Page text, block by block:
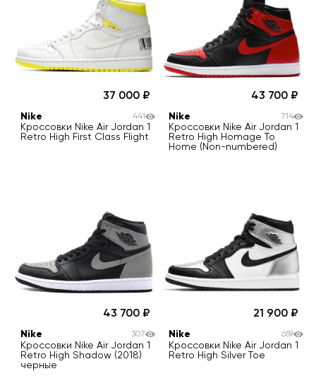
37 000
Nike
Кроссовки Nike Air Jordan 1
Retro High First Class Flight
441
43 700
Nike
Кроссовки Nike Air Jordan 1
Retro High Homage To
Home (Non-numbered)
714
43 700
Nike
Кроссовки Nike Air Jordan 1
Retro High Shadow (2018)
черные
307
21 900
Nike
Кроссовки Nike Air Jordan 1
Retro High Silver Toe
659